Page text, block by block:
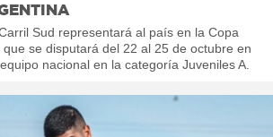
Sud representará al país en la Copa
se disputará del 22 al 25 de octubre en
nacional en la categoría Juveniles A.